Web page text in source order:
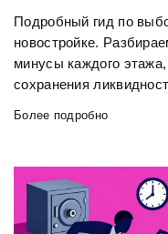
Подробный гид по
новостройке.
минусы каждого
сохранения
Более подробно